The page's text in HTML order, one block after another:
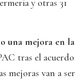
y otras 31
una mejora en la
tras el acuerdo
mejoras van a ser